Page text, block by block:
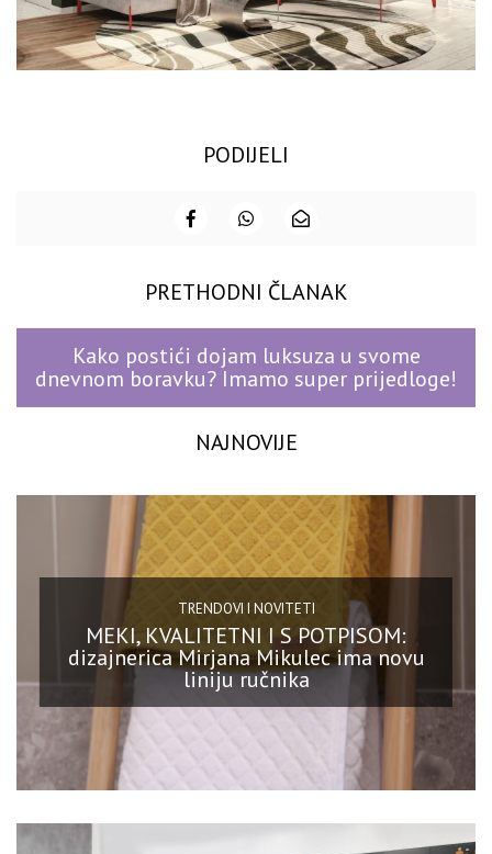
PODIJELI
PRETHODNI ČLANAK
Kako postići dojam luksuza u svome
dnevnom boravku? Imamo super prijedloge!
NAJNOVIJE
TRENDOVI I NOVITETI
MEKI, KVALITETNI I S POTPISOM:
dizajnerica Mirjana Mikulec ima novu
liniju ručnika